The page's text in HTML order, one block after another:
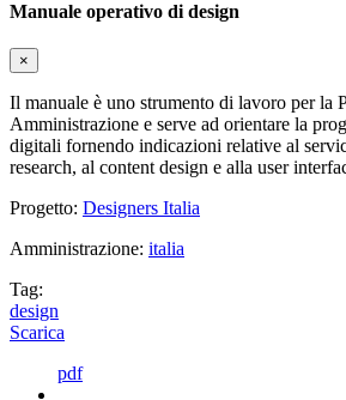
Manuale operativo di design
×
Il manuale è uno strumento di lavoro per la
Amministrazione e serve ad orientare la
digitali fornendo indicazioni relative al
research, al content design e alla user
Progetto: Designers Italia
Amministrazione: italia
Tag:
design
Scarica
pdf